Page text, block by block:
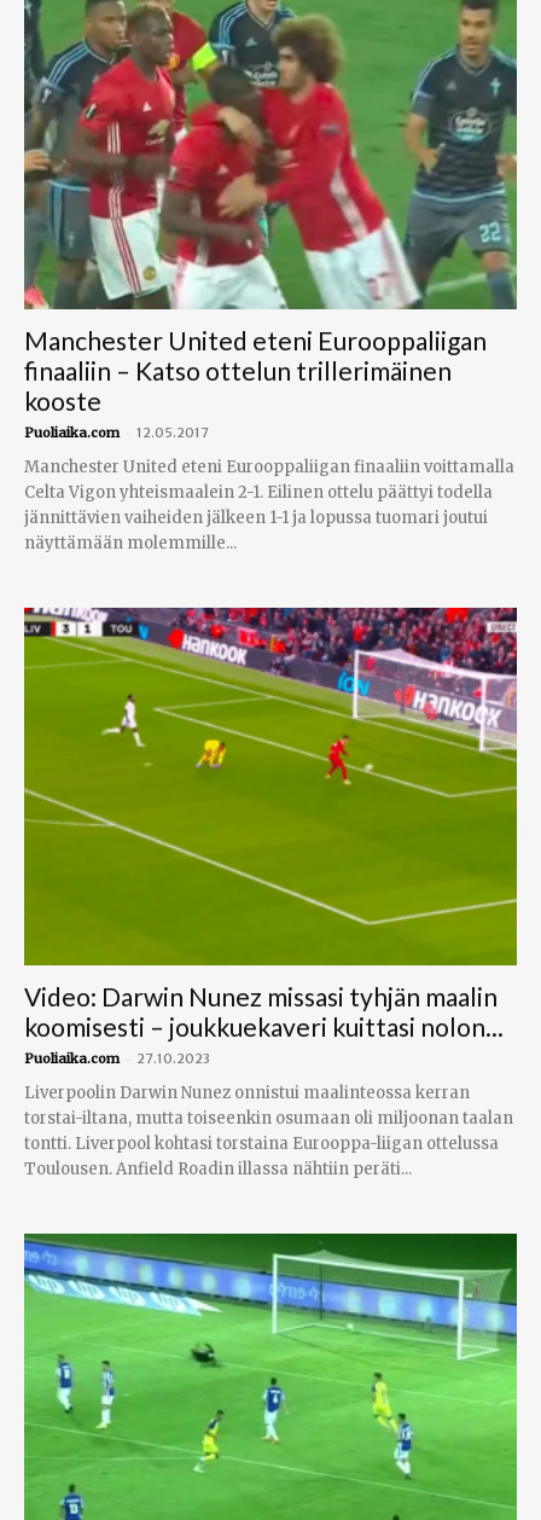
Manchester United eteni Eurooppaliigan
finaaliin – Katso ottelun trillerimäinen
kooste
Puoliaika.com - 12.05.2017
Manchester United eteni Eurooppaliigan finaaliin voittamalla
Celta Vigon yhteismaalein 2-1. Eilinen ottelu päättyi todella
jännittävien vaiheiden jälkeen 1-1 ja lopussa tuomari joutui
näyttämään molemmille...
Video: Darwin Nunez missasi tyhjän maalin
koomisesti – joukkuekaveri kuittasi nolon...
Puoliaika.com - 27.10.2023
Liverpoolin Darwin Nunez onnistui maalinteossa kerran
torstai-iltana, mutta toiseenkin osumaan oli miljoonan taalan
tontti. Liverpool kohtasi torstaina Eurooppa-liigan ottelussa
Toulousen. Anfield Roadin illassa nähtiin peräti...